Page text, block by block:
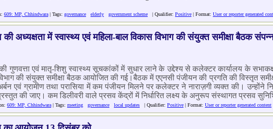
609: MP, Chhindwara | Tags: governance elderly government scheme | Qualifier: Positive | Format: User or reporter generated
अध्यक्षता में स्वास्थ्य एवं महिला-बाल विकास विभाग की संयुक्त समीक्षा बैठक
गुणवत्ता एवं मातृ-शिशु स्वास्थ्य सूचकांकों में सुधार लाने के उद्देश्य से कलेक्टर कार्यालय के
की संयुक्त समीक्षा बैठक आयोजित की गई।बैठक में एएनसी पंजीयन की प्रगति की विस्तृत
एवं ग्रामीण तथा परासिया में कम पंजीयन मिलने पर कलेक्टर ने नाराज़गी व्यक्त की। उन्होंने
की जाए। कम डिलीवरी वाले प्रसव केंद्रों में निर्धारित लक्ष्य के अनुरूप संस्थागत प्रसव
609: MP, Chhindwara | Tags: meeting governance local updates | Qualifier: Positive | Format: User or reporter generated content